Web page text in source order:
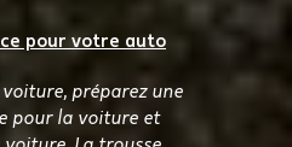
pour votre auto
préparez une
pour la voiture et